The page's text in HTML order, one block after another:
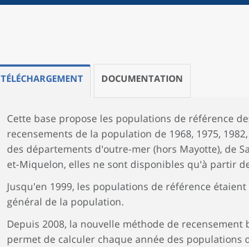
TÉLÉCHARGEMENT DOCUMENTATION
Cette base propose les populations de référence
recensements de la population de 1968, 1975,
des départements d'outre-mer (hors Mayotte), de
et-Miquelon, elles ne sont disponibles qu'à partir
Jusqu'en 1999, les populations de référence
général de la population.
Depuis 2008, la nouvelle méthode de
permet de calculer chaque année des populations